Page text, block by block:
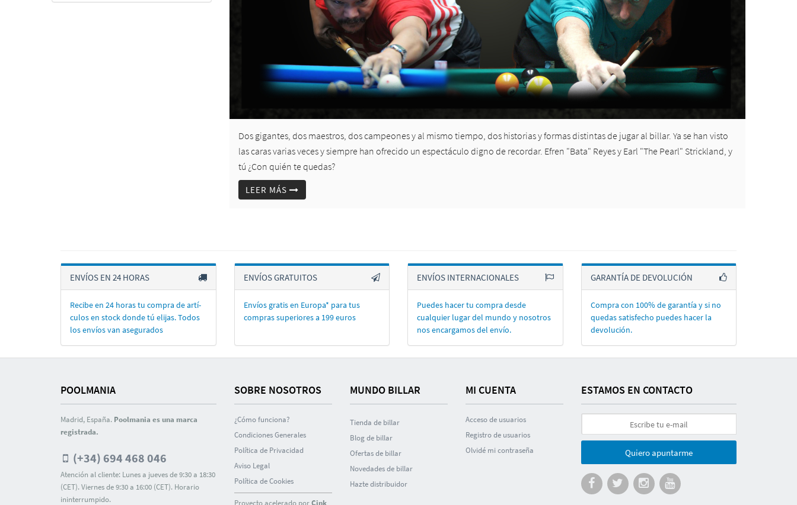
Dos gigantes, dos maestros, dos campeones y al mismo tiempo, dos historias y formas distintas de jugar al billar. Ya se han visto
las caras varias veces y siempre han ofrecido un espectáculo digno de recordar. Efren "Bata" Reyes y Earl "The Pearl" Strickland, y
tú ¿Con quién te quedas?
LEER MÁS
ENVÍOS EN 24 HORAS
Recibe en 24 horas tu compra de artí­
culos en stock donde tú elijas. Todos
los enví­os van asegurados
ENVÍOS GRATUITOS
Envíos gratis en Europa* para tus
compras superiores a 199 euros
ENVÍOS INTERNACIONALES
Puedes hacer tu compra desde
cualquier lugar del mundo y nosotros
nos encargamos del enví­o.
GARANTÍA DE DEVOLUCIÓN
Compra con 100% de garantí­a y si no
quedas satisfecho puedes hacer la
devolución.
POOLMANIA
Madrid, España. Poolmania es una marca
registrada.
(+34) 694 468 046
Atención al cliente: Lunes a jueves de 9:30 a 18:30
(CET). Viernes de 9:30 a 16:00 (CET). Horario
ininterrumpido.
SOBRE NOSOTROS
¿Cómo funciona?
Condiciones Generales
Polí­tica de Privacidad
Aviso Legal
Polí­tica de Cookies
MUNDO BILLAR
Tienda de billar
Blog de billar
Ofertas de billar
Novedades de billar
Hazte distribuidor
MI CUENTA
Acceso de usuarios
Registro de usuarios
Olvidé mi contraseña
ESTAMOS EN CONTACTO
Quiero apuntarme